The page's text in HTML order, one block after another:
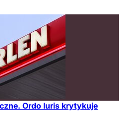
Ordo Iuris krytykuje